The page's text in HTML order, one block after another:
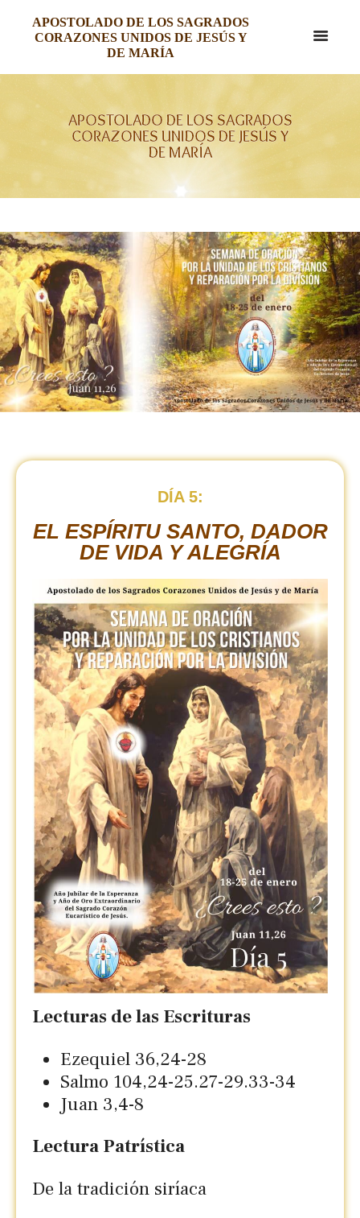
APOSTOLADO DE LOS SAGRADOS
CORAZONES UNIDOS DE JESÚS Y
DE MARÍA
APOSTOLADO DE LOS SAGRADOS
CORAZONES UNIDOS DE JESÚS Y
DE MARÍA
DÍA 5:
EL ESPÍRITU SANTO, DADOR
DE VIDA Y ALEGRÍA
Lecturas de las Escrituras
Ezequiel 36,24-28
Salmo 104,24-25.27-29.33-34
Juan 3,4-8
Lectura Patrística
De la tradición siríaca